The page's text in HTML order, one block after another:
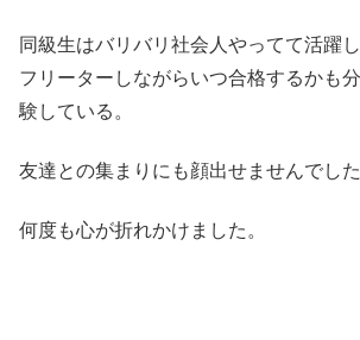
同級生はバリバリ社会人やってて活躍
フリーターしながらいつ合格するかも
験している。
友達との集まりにも顔出せませんでした
何度も心が折れかけました。